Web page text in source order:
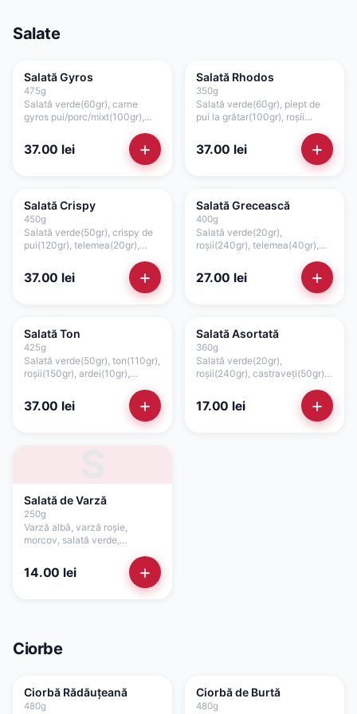
Salate
Salată Gyros
475g
Salată verde(60gr), carne
gyros pui/porc/mixt(100gr),
ardei(20gr), crutoane(20gr),
sos picant(75gr)
37.00 lei +
Salată Rhodos
350g
Salată verde(60gr), piept de
pui la grătar(100gr), roșii
rodii(25gr), parmezan(10gr),
dresingul casei(30gr)
37.00 lei +
Salată Crispy
450g
Salată verde(50gr), crispy de
pui(120gr), telemea(20gr),
crutoane(20gr), sos maioneză
de casă(75gr)
37.00 lei +
Salată Grecească
400g
Salată verde(20gr),
roșii(240gr), telemea(40gr),
ceapă(15gr), măsline(15gr),
lămâie, dressing ulei de
27.00 lei +
Salată Ton
425g
Salată verde(50gr), ton(110gr),
roșii(150gr), ardei(10gr),
maioneză de casă cu
usturoi(75gr)
37.00 lei +
Salată Asortată
360g
Salată verde(20gr),
roșii(240gr), castraveți(50gr),
măsline(15gr), lămâie, dressing
ulei de măsline și oregano
17.00 lei +
Salată de Varză
250g
Varză albă, varză roșie,
morcov, salată verde,
14.00 lei +
Ciorbe
Ciorbă Rădăuțeană
480g
Ciorbă de Burtă
480g